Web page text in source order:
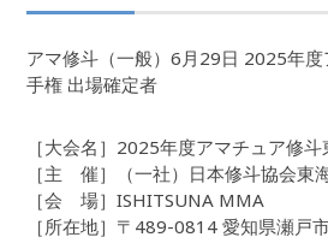
アマ修斗（一般）6月29日 2025年
手権 出場確定者
［大会名］2025年度アマチュア修
［主 催］（一社）日本修斗協会東
［会 場］ISHITSUNA MMA
［所在地］〒489-0814 愛知県瀬戸